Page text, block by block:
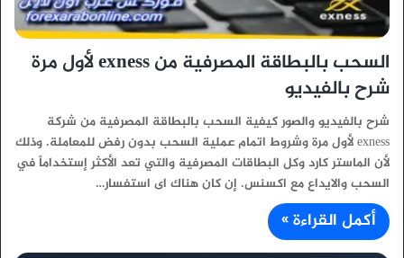
السحب بالبطاقة المصرفية من exness لأول مرة
شرح بالفيديو
شرح بالفيديو والصور كيفية السحب بالبطاقة المصرفية من شركة
exness لأول مرة وشروط اتمام عملية السحب بدون رفض للمعاملة. وذلك
لأن الماستر كارد وكل البطاقات المصرفية والتي تعد الأكثر إستخداماً في
السحب والايداع مع اكسنس. إن كان هناك اى استفسار…
أكمل القراءة »